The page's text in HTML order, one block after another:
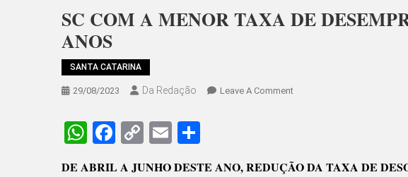
SC COM A MENOR TAXA DE
ANOS
SANTA CATARINA
29/08/2023 Da Redação Leave A CommentOn
TAXA
WhatsApp
Facebook
CopyEmail
DE ABRIL A JUNHO DESTE ANO, REDUÇÃO DA TAXA DE